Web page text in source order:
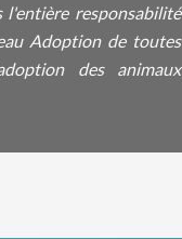
responsabilité
Adoption de toutes
des animaux